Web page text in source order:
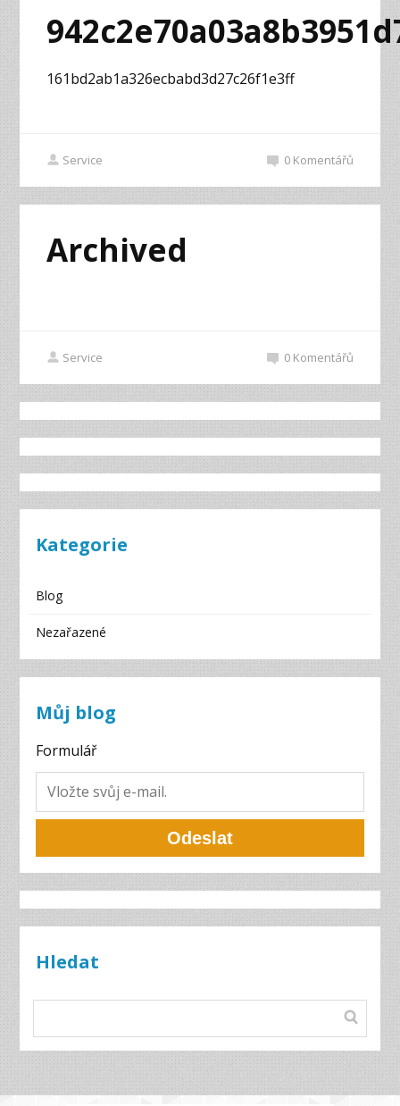
161bd2ab1a326ecbabd3d27c26f1e3ff
Service 0 Komentářů
Archived
Service 0 Komentářů
Kategorie
Blog
Nezařazené
Můj blog
Formulář
Odeslat
Hledat